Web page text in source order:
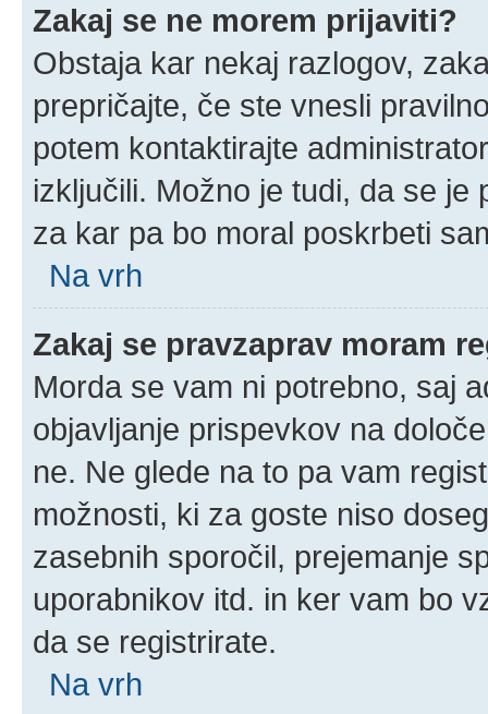
Zakaj se ne morem prijaviti?
Obstaja kar nekaj razlogov,
prepričajte, če ste vnesli
potem kontaktirajte
izključili. Možno je tudi, da se
za kar pa bo moral poskrbeti
Na vrh
Zakaj se pravzaprav moram
Morda se vam ni potrebno, saj
objavljanje prispevkov na
ne. Ne glede na to pa vam
možnosti, ki za goste niso
zasebnih sporočil, prejemanje
uporabnikov itd. in ker vam bo
da se registrirate.
Na vrh